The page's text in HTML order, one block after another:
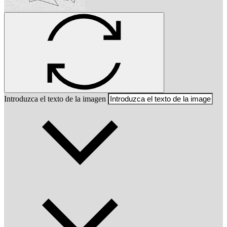
Introduzca el texto de la imagen